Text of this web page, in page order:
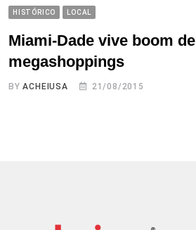
HISTÓRICO LOCAL
Miami-Dade vive boom de
megashoppings
BYACHEIUSA 21/08/2015